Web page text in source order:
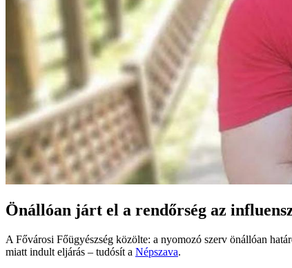
Önállóan járt el a rendőrség az
A Fővárosi Főügyészség közölte: a nyomozó szerv önállóan
miatt indult eljárás – tudósít a Népszava.